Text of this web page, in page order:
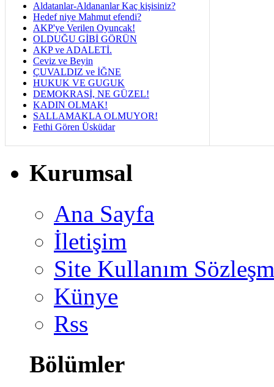
Aldatanlar-Aldananlar Kaç kişisiniz?
Hedef niye Mahmut efendi?
AKP'ye Verilen Oyuncak!
OLDUĞU GİBİ GÖRÜN
AKP ve ADALETİ.
Ceviz ve Beyin
ÇUVALDIZ ve İĞNE
HUKUK VE GUGUK
DEMOKRASİ, NE GÜZEL!
KADIN OLMAK!
SALLAMAKLA OLMUYOR!
Fethi Gören Üsküdar
Kurumsal
Ana Sayfa
İletişim
Site Kullanım
Künye
Rss
Bölümler